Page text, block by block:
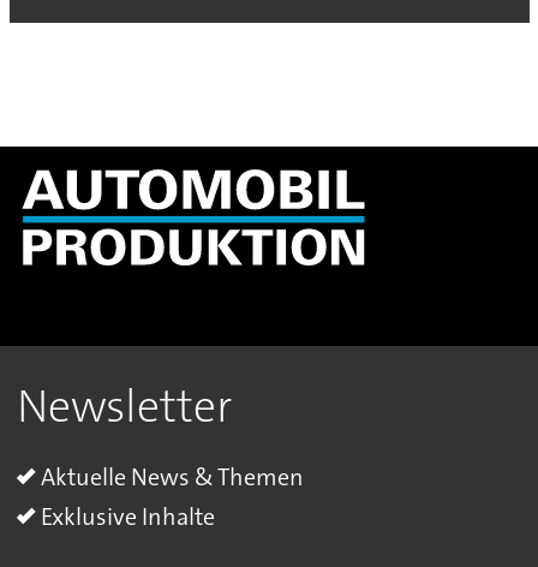
Newsletter
Aktuelle News & Themen
Exklusive Inhalte